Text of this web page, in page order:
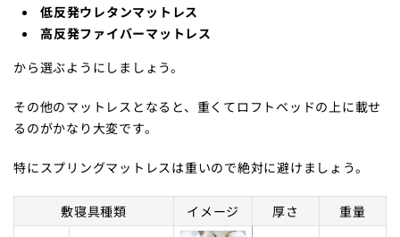
低反発ウレタンマットレス
高反発ファイバーマットレス
から選ぶようにしましょう。
その他のマットレスとなると、重くてロフトベッドの上に載せ
るのがかなり大変です。
特にスプリングマットレスは重いので絶対に避けましょう。
敷寝具種類 イメージ 厚さ 重量